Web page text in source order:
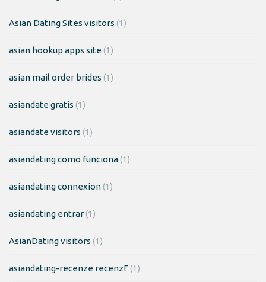
Asian Dating Sites visitors (1)
asian hookup apps site(1)
asian mail order brides (1)
asiandate gratis (1)
asiandate visitors (1)
asiandating como funciona(1)
asiandating connexion(1)
asiandating entrar(1)
AsianDating visitors (1)
asiandating-recenze recenzГ­(1)